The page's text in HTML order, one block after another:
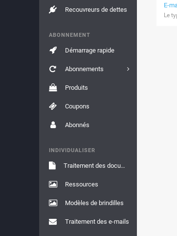
Recouvreurs de dettes
ABONNEMENT
Démarrage rapide
Abonnements
Produits
Coupons
Abonnés
INDIVIDUALISER
Traitement des documents
Ressources
Modèles de brindilles
Traitement des e-mails
E-
Le